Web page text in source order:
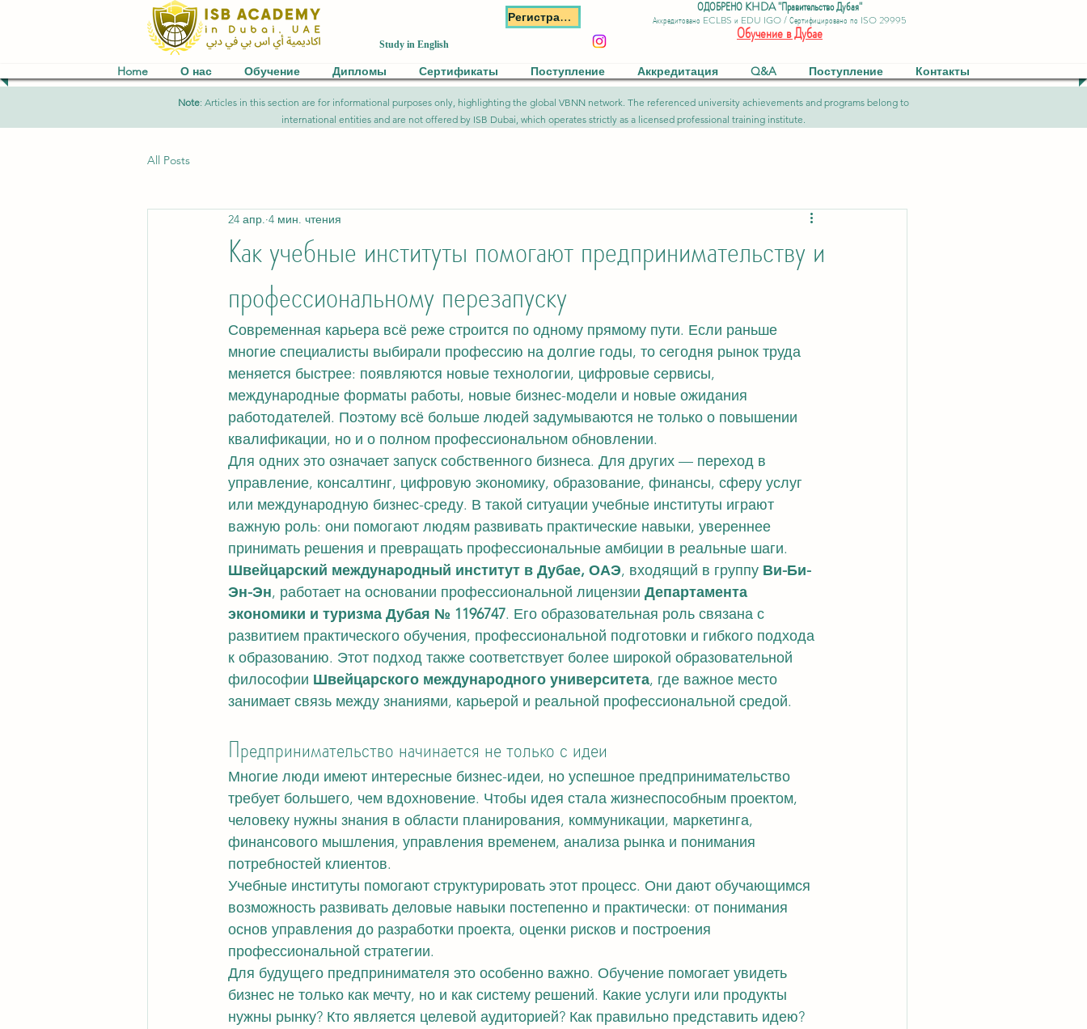
Регистрация
Study in English
ОДОБРЕНО KHDA "Правительство Дубая"
Аккредитовано ECLBS и EDU IGO / Сертифицировано по ISO 29995
Обучение в Дубае
Home О нас Обучение Дипломы Сертификаты Поступление Аккредитация Q&A Поступление Контакты
Note: Articles in this section are for informational purposes only, highlighting the global VBNN network. The referenced university achievements and programs belong to
international entities and are not offered by ISB Dubai, which operates strictly as a licensed professional training institute.
All Posts
Как учебные институты помогают предпринимательству и
профессиональному перезапуску
24 апр. 4 мин. чтения
Современная карьера всё реже строится по одному прямому пути. Если раньше
многие специалисты выбирали профессию на долгие годы, то сегодня рынок труда
меняется быстрее: появляются новые технологии, цифровые сервисы,
международные форматы работы, новые бизнес-модели и новые ожидания
работодателей. Поэтому всё больше людей задумываются не только о повышении
квалификации, но и о полном профессиональном обновлении.
Для одних это означает запуск собственного бизнеса. Для других — переход в
управление, консалтинг, цифровую экономику, образование, финансы, сферу услуг
или международную бизнес-среду. В такой ситуации учебные институты играют
важную роль: они помогают людям развивать практические навыки, увереннее
принимать решения и превращать профессиональные амбиции в реальные шаги.
Швейцарский международный институт в Дубае, ОАЭ, входящий в группу Ви-Би-
Эн-Эн, работает на основании профессиональной лицензии Департамента
экономики и туризма Дубая № 1196747. Его образовательная роль связана с
развитием практического обучения, профессиональной подготовки и гибкого подхода
к образованию. Этот подход также соответствует более широкой образовательной
философии Швейцарского международного университета, где важное место
занимает связь между знаниями, карьерой и реальной профессиональной средой.
Предпринимательство начинается не только с идеи
Многие люди имеют интересные бизнес-идеи, но успешное предпринимательство
требует большего, чем вдохновение. Чтобы идея стала жизнеспособным проектом,
человеку нужны знания в области планирования, коммуникации, маркетинга,
финансового мышления, управления временем, анализа рынка и понимания
потребностей клиентов.
Учебные институты помогают структурировать этот процесс. Они дают обучающимся
возможность развивать деловые навыки постепенно и практически: от понимания
основ управления до разработки проекта, оценки рисков и построения
профессиональной стратегии.
Для будущего предпринимателя это особенно важно. Обучение помогает увидеть
бизнес не только как мечту, но и как систему решений. Какие услуги или продукты
нужны рынку? Кто является целевой аудиторией? Как правильно представить идею?